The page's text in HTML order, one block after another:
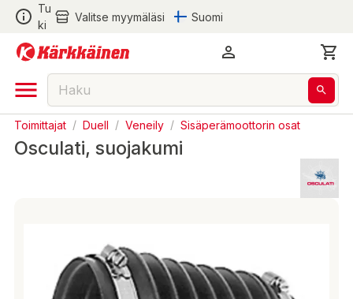
Tu
ki
Valitse myymäläsi Suomi
Toimittajat / Duell / Veneily / Sisäperämoottorin osat
Osculati, suojakumi